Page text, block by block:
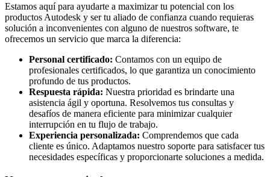
Estamos aquí para ayudarte a maximizar tu potencial con los
productos Autodesk y ser tu aliado de confianza cuando requieras
solución a inconvenientes con alguno de nuestros software, te
ofrecemos un servicio que marca la diferencia:
Personal certificado: Contamos con un equipo de
profesionales certificados, lo que garantiza un conocimiento
profundo de tus productos.
Respuesta rápida: Nuestra prioridad es brindarte una
asistencia ágil y oportuna. Resolvemos tus consultas y
desafíos de manera eficiente para minimizar cualquier
interrupción en tu flujo de trabajo.
Experiencia personalizada: Comprendemos que cada
cliente es único. Adaptamos nuestro soporte para satisfacer tus
necesidades específicas y proporcionarte soluciones a medida.